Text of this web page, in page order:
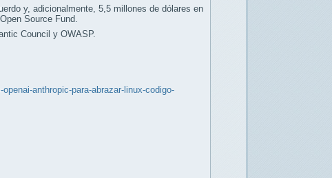
y, adicionalmente, 5,5 millones de dólares en
Source Fund.
Council y OWASP.
anthropic-para-abrazar-linux-codigo-